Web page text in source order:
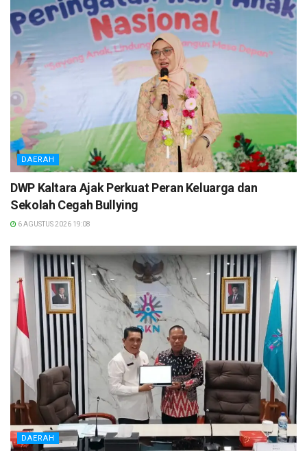
DAERAH
DWP Kaltara Ajak Perkuat Peran Keluarga dan
Sekolah Cegah Bullying
6 AGUSTUS 2026 19:08
DAERAH